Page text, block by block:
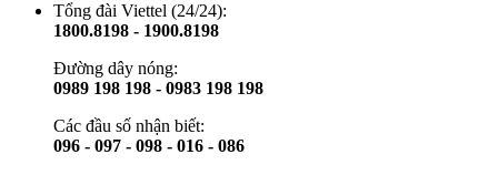
Tổng đài Viettel (24/24):
1800.8198 - 1900.8198
Đường dây nóng:
0989 198 198 - 0983 198 198
Các đầu số nhận biết:
096 - 097 - 098 - 016 - 086